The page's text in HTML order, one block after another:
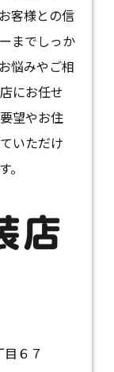
客様との信
までしっか
悩みやご相
にお任せ
望やお住
いただけ
６７